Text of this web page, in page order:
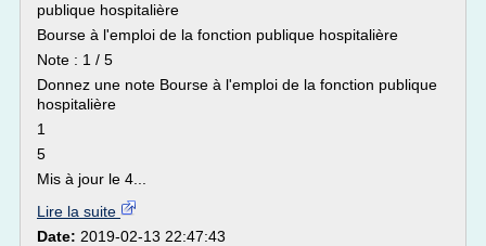
publique hospitalière
Bourse à l'emploi de la fonction publique hospitalière
Note : 1 / 5
Donnez une note Bourse à l'emploi de la fonction publique
hospitalière
1
5
Mis à jour le 4...
Lire la suite
Date: 2019-02-13 22:47:43